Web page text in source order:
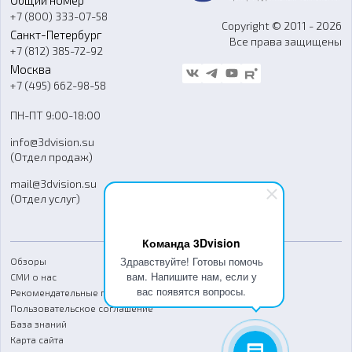
Команда 3Dvision
Здравствуйте! Готовы помочь
вам. Напишите нам, если у
вас появятся вопросы.
Программное обеспечение
Ремонт и услуги
Контакты
Гос. закупки
Стать дилером
Блог
FAQ
+7 (800) 333-07-58
Санкт-Петербург
+7 (812) 385-72-92
Москва
+7 (495) 662-98-58
ПН-ПТ 9:00-18:00
info@3dvision.su
(Отдел продаж)
mail@3dvision.su
(Отдел услуг)
Copyright © 2011 - 2026
Все права защищены
Обзоры
СМИ о нас
Рекомендательные письма
Пользовательское соглашение
База знаний
Карта сайта